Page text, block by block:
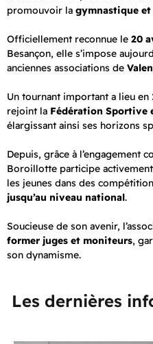
promouvoir la gymnastique et
Officiellement reconnue le 20
Besançon, elle s’impose
anciennes associations de
Un tournant important a lieu en
rejoint la Fédération Sportive
élargissant ainsi ses horizons
Depuis, grâce à l’engagement
Boroillotte participe
les jeunes dans des
jusqu’au niveau national.
Soucieuse de son avenir,
former juges et moniteurs,
son dynamisme.
Les dernières